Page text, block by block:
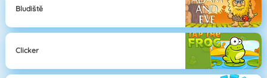
Bludiště
Clicker